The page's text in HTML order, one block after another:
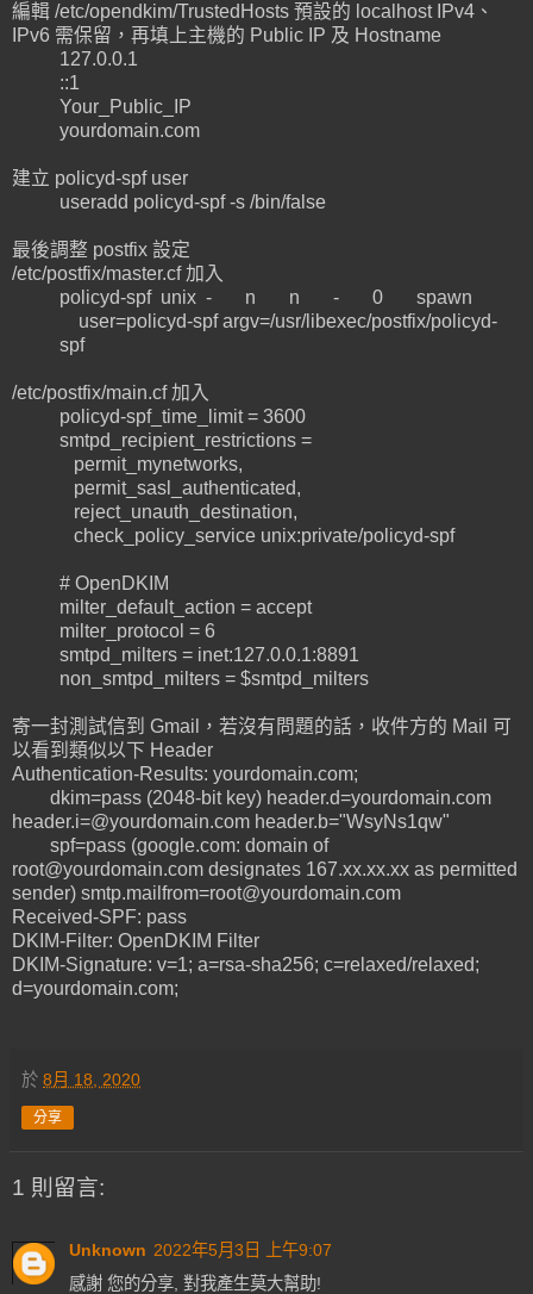
編輯 /etc/opendkim/TrustedHosts 預設的 localhost IPv4、
IPv6 需保留，再填上主機的 Public IP 及 Hostname
127.0.0.1
::1
Your_Public_IP
yourdomain.com
建立 policyd-spf user
useradd policyd-spf -s /bin/false
最後調整 postfix 設定
/etc/postfix/master.cf 加入
policyd-spf unix - n n - 0 spawn
user=policyd-spf argv=/usr/libexec/postfix/policyd-
spf
/etc/postfix/main.cf 加入
policyd-spf_time_limit = 3600
smtpd_recipient_restrictions =
permit_mynetworks,
permit_sasl_authenticated,
reject_unauth_destination,
check_policy_service unix:private/policyd-spf
# OpenDKIM
milter_default_action = accept
milter_protocol = 6
smtpd_milters = inet:127.0.0.1:8891
non_smtpd_milters = $smtpd_milters
寄一封測試信到 Gmail，若沒有問題的話，收件方的 Mail 可
以看到類似以下 Header
Authentication-Results: yourdomain.com;
dkim=pass (2048-bit key) header.d=yourdomain.com
header.i=@yourdomain.com header.b="WsyNs1qw"
spf=pass (google.com: domain of
root@yourdomain.com designates 167.xx.xx.xx as permitted
sender) smtp.mailfrom=root@yourdomain.com
Received-SPF: pass
DKIM-Filter: OpenDKIM Filter
DKIM-Signature: v=1; a=rsa-sha256; c=relaxed/relaxed;
d=yourdomain.com;
於 8月 18, 2020
分享
1 則留言:
Unknown 2022年5月3日 上午9:07
感謝 您的分享, 對我產生莫大幫助!